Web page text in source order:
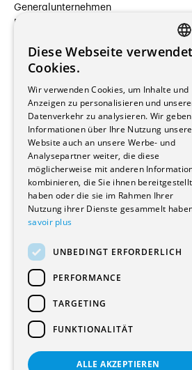
Generalunternehmen
Beauftragte Unternehmen
Hersteller/Lieferanten
Bauherrschaften
Immobilienverwaltungsgesellschaften
Stockwerkeigentum
Reportagen
Wohnungen
Renovierungen
Innere Umbauten
Gastgewerbe und Tourismus
Verwaltungsgebäude und Geschäfte
Schuleinrichtungen
Medizinische Einrichtungen
Kultur - Sport - Freizeit
Industrie - Handwerk
Transport und Parkplätze
Diverse Bauten
Diese Webseite verwendet
Cookies.
Wir verwenden Cookies, um Inhalte und
Anzeigen zu personalisieren und
Datenverkehr zu analysieren. Wir geben
Informationen über Ihre Nutzung
Website auch an unsere Werbe- und
Analysepartner weiter, die diese
möglicherweise mit anderen
kombinieren, die Sie ihnen bereitgestellt
haben oder die sie im Rahmen Ihrer
Nutzung ihrer Dienste gesammelt
savoir plus
UNBEDINGT ERFORDERLICH
PERFORMANCE
TARGETING
FUNKTIONALITÄT
ALLE AKZEPTIEREN